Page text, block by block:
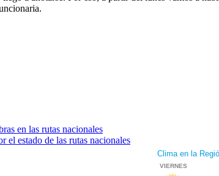
en las rutas nacionales
el estado de las rutas nacionales